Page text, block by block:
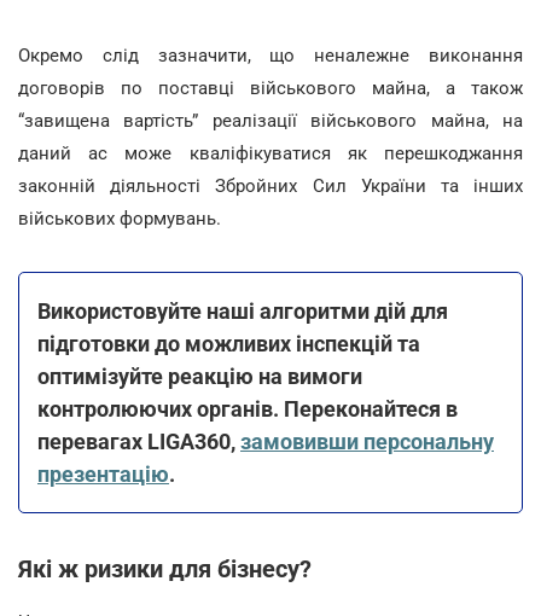
Окремо слід зазначити, що неналежне виконання
договорів по поставці військового майна, а також
“завищена вартість” реалізації військового майна, на
даний ас може кваліфікуватися як перешкоджання
законній діяльності Збройних Сил України та інших
військових формувань.
Використовуйте наші алгоритми дій для
підготовки до можливих інспекцій та
оптимізуйте реакцію на вимоги
контролюючих органів. Переконайтеся в
перевагах LIGA360,замовивши персональну
презентацію.
Які ж ризики для бізнесу?